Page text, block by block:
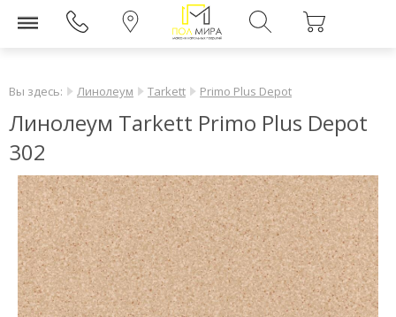
Вы здесь: Линолеум Tarkett Primo Plus Depot
Линолеум Tarkett Primo Plus Depot
302